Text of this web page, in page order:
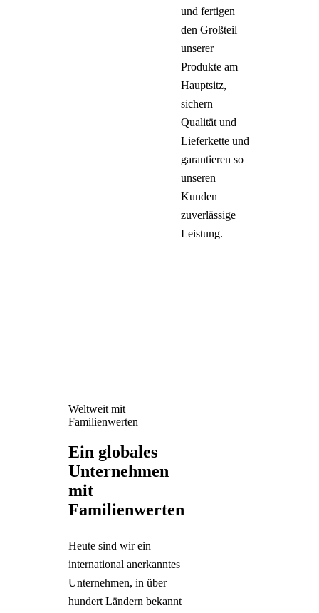
und fertigen
den Großteil
unserer
Produkte am
Hauptsitz,
sichern
Qualität und
Lieferkette und
garantieren so
unseren
Kunden
zuverlässige
Leistung.
Weltweit mit
Familienwerten
Ein globales
Unternehmen
mit
Familienwerten
Heute sind wir ein
international anerkanntes
Unternehmen, in über
hundert Ländern bekannt